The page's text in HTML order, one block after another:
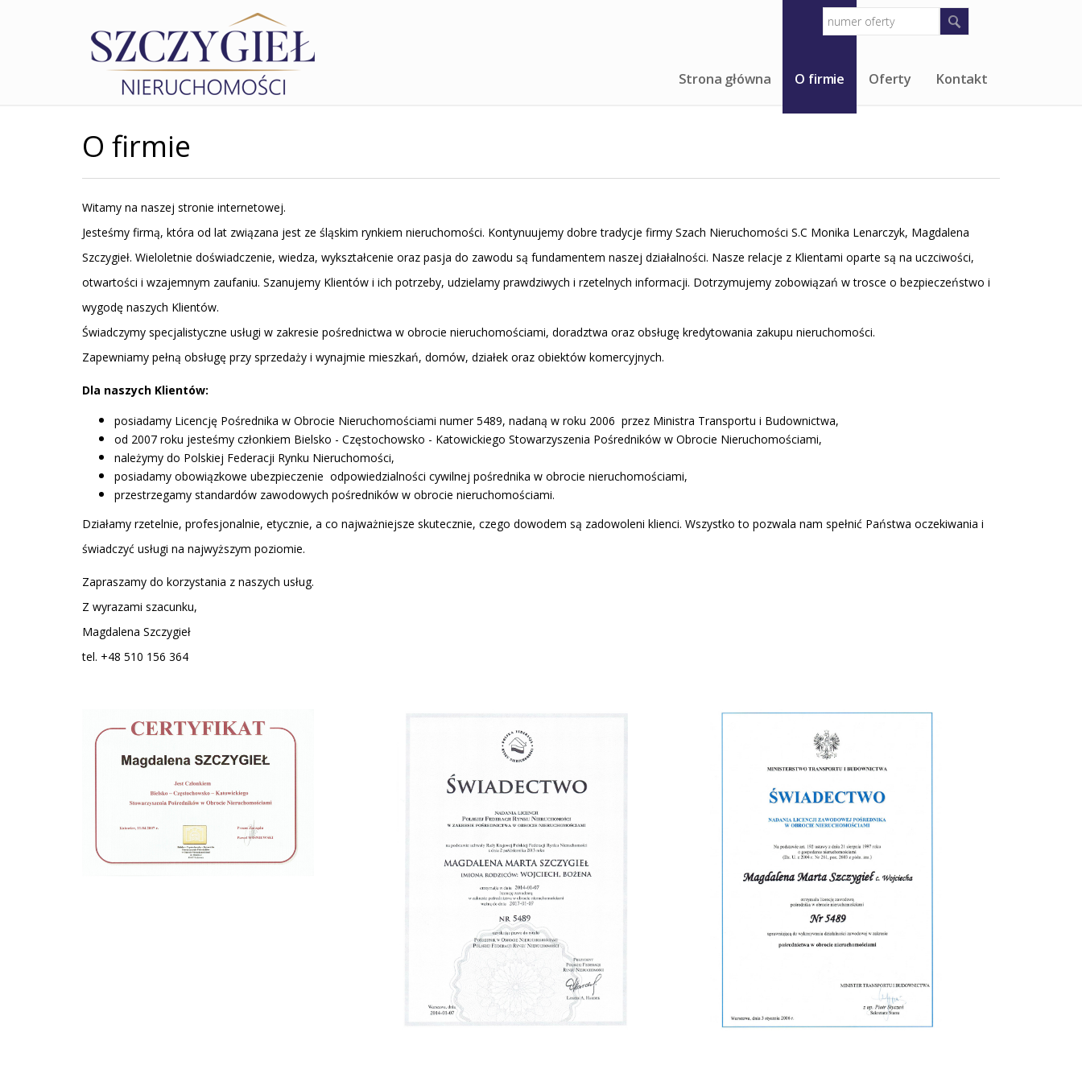
Strona główna O firmie Oferty Kontakt
O firmie
Witamy na naszej stronie internetowej.
Jesteśmy firmą, która od lat związana jest ze śląskim rynkiem nieruchomości. Kontynuujemy dobre tradycje firmy Szach Nieruchomości S.C Monika Lenarczyk, Magdalena
Szczygieł. Wieloletnie doświadczenie, wiedza, wykształcenie oraz pasja do zawodu są fundamentem naszej działalności. Nasze relacje z Klientami oparte są na uczciwości,
otwartości i wzajemnym zaufaniu. Szanujemy Klientów i ich potrzeby, udzielamy prawdziwych i rzetelnych informacji. Dotrzymujemy zobowiązań w trosce o bezpieczeństwo i
wygodę naszych Klientów.
Świadczymy specjalistyczne usługi w zakresie pośrednictwa w obrocie nieruchomościami, doradztwa oraz obsługę kredytowania zakupu nieruchomości.
Zapewniamy pełną obsługę przy sprzedaży i wynajmie mieszkań, domów, działek oraz obiektów komercyjnych.
Dla naszych Klientów:
posiadamy Licencję Pośrednika w Obrocie Nieruchomościami numer 5489, nadaną w roku 2006 przez Ministra Transportu i Budownictwa,
od 2007 roku jesteśmy członkiem Bielsko - Częstochowsko - Katowickiego Stowarzyszenia Pośredników w Obrocie Nieruchomościami,
należymy do Polskiej Federacji Rynku Nieruchomości,
posiadamy obowiązkowe ubezpieczenie odpowiedzialności cywilnej pośrednika w obrocie nieruchomościami,
przestrzegamy standardów zawodowych pośredników w obrocie nieruchomościami.
Działamy rzetelnie, profesjonalnie, etycznie, a co najważniejsze skutecznie, czego dowodem są zadowoleni klienci. Wszystko to pozwala nam spełnić Państwa oczekiwania i
świadczyć usługi na najwyższym poziomie.
Zapraszamy do korzystania z naszych usług.
Z wyrazami szacunku,
Magdalena Szczygieł
tel. +48 510 156 364